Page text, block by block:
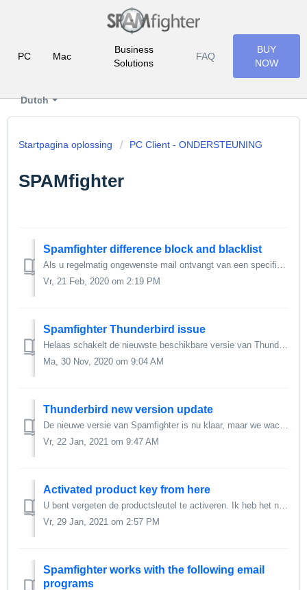
PC Mac
Business
Solutions
FAQ
BUY
NOW
Dutch
Startpagina oplossing PC Client - ONDERSTEUNING
SPAMfighter
Spamfighter difference block and blacklist
Als u regelmatig ongewenste mail ontvangt van een specifiek e-maildres of domein, kunt u de afzender op uw persoonlijkezwarte lijst zetten.Selecteer de onge...
Vr, 21 Feb, 2020 om 2:19 PM
Spamfighter Thunderbird issue
Helaas schakelt de nieuwste beschikbare versie van Thunderbird momenteel alle invoegtoepassingen uit, inclusief Spamfighter. We brengen momenteel de wij...
Ma, 30 Nov, 2020 om 9:04 AM
Thunderbird new version update
De nieuwe versie van Spamfighter is nu klaar, maar we wachten op het beveiligingscertificaat waarmee de installatie met alle antivirusprogramma's kan wo...
Vr, 22 Jan, 2021 om 9:47 AM
Activated product key from here
U bent vergeten de productsleutel te activeren. Ik heb het nu vanaf hier geactiveerd. Start gewoon uw computer opnieuw op en de productsleutel wordt bijgewe...
Vr, 29 Jan, 2021 om 2:57 PM
Spamfighter works with the following email
programs